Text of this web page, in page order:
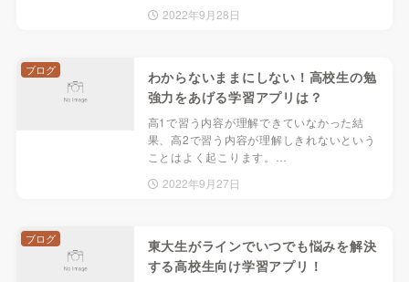
2022年9月28日
わからないままにしない！高校生の勉
強力をあげる学習アプリは？
高1で習う内容が理解できていなかった結
果、高2で習う内容が理解しきれないという
ことはよく起こります。…
2022年9月27日
ブログ
東大生がラインでいつでも悩みを解決
する高校生向け学習アプリ！
ブログ